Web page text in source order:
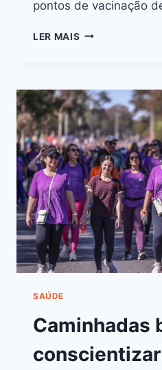
pontos de vacinação
LER MAIS
SAÚDE
Caminhadas